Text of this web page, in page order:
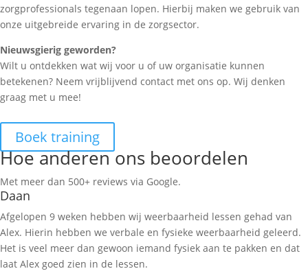
zorgprofessionals tegenaan lopen. Hierbij maken we gebruik van
onze uitgebreide ervaring in de zorgsector.
Nieuwsgierig geworden?
Wilt u ontdekken wat wij voor u of uw organisatie kunnen
betekenen? Neem vrijblijvend contact met ons op. Wij denken
graag met u mee!
Boek training
Hoe anderen ons beoordelen
Met meer dan 500+ reviews via Google.
Daan
Afgelopen 9 weken hebben wij weerbaarheid lessen gehad van
Alex. Hierin hebben we verbale en fysieke weerbaarheid geleerd.
Het is veel meer dan gewoon iemand fysiek aan te pakken en dat
laat Alex goed zien in de lessen.